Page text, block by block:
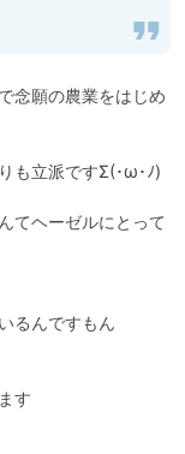
念願の農業をはじめ
も立派ですΣ(･ω･ﾉ)
てヘーゼルにとって
るんですもん
す